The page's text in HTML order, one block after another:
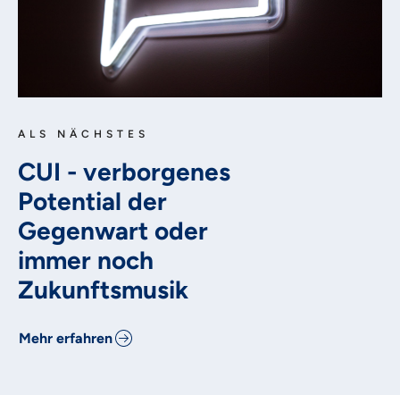
ALS NÄCHSTES
CUI - verborgenes
Potential der
Gegenwart oder
immer noch
Zukunftsmusik
Mehr erfahren